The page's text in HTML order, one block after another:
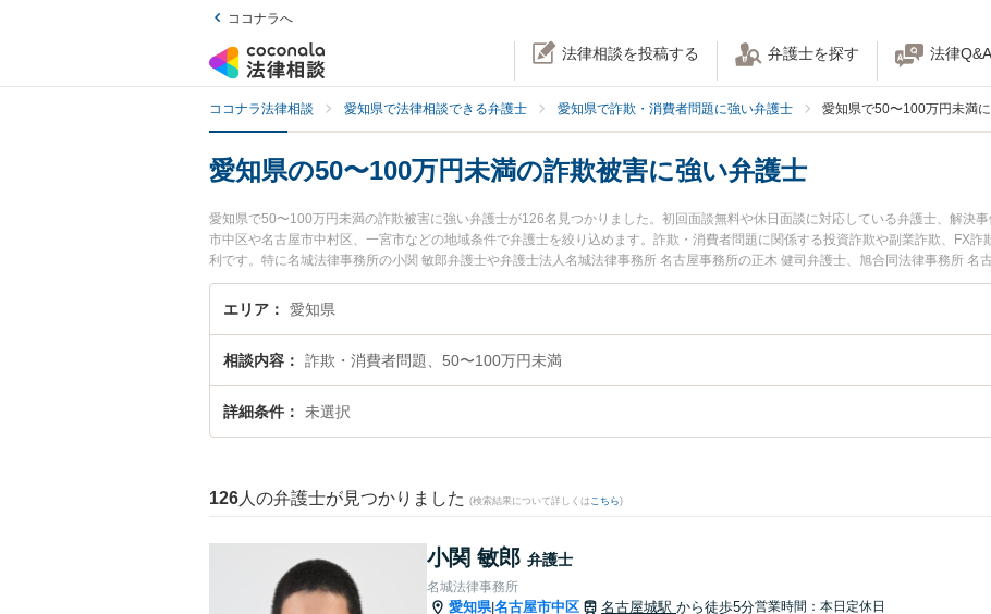
ココナラへ
法律相談を投稿する 弁護士を探す 法律
ココナラ法律相談 愛知県で法律相談できる弁護士 愛知県で詐欺・消費者問題に強い弁護士 愛知県で50〜100万円未満
愛知県の50〜100万円未満の詐欺被害に強い弁護士
愛知県で50〜100万円未満の詐欺被害に強い弁護士が126名見つかりました。初回面談無料や休日面談に対応している弁護士、解決
市中区や名古屋市中村区、一宮市などの地域条件で弁護士を絞り込めます。詐欺・消費者問題に関係する投資詐欺や副業詐欺、FX
利です。特に名城法律事務所の小関 敏郎弁護士や弁護士法人名城法律事務所 名古屋事務所の正木 健司弁護士、旭合同法律事務所 名
情報や弁護士費用、強みなどが注目されています。『愛知県で土日や夜間に発生した50〜100万円未満の詐欺被害のトラブルを今す
の詐欺被害のトラブル解決の実績豊富な近くの弁護士を検索したい』『初回相談無料で50〜100万円未満の詐欺被害を法律相談でき
エリア 愛知県
相談内容 詐欺・消費者問題、50〜100万円未満
詳細条件 未選択
126 人の弁護士が見つかりました (検索結果について詳しくは こちら)
小関 敏郎 弁護士
名城法律事務所
愛知県|名古屋市中区 名古屋城駅 から徒歩5分営業時間：本日定休日